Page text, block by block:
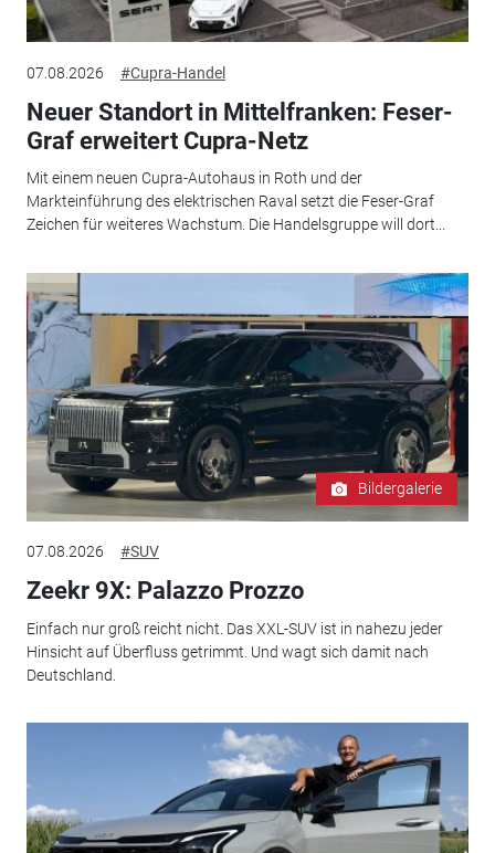
07.08.2026 #Cupra-Handel
Neuer Standort in Mittelfranken: Feser-
Graf erweitert Cupra-Netz
Mit einem neuen Cupra-Autohaus in Roth und der
Markteinführung des elektrischen Raval setzt die Feser-Graf
Zeichen für weiteres Wachstum. Die Handelsgruppe will dort...
Bildergalerie
07.08.2026 #SUV
Zeekr 9X: Palazzo Prozzo
Einfach nur groß reicht nicht. Das XXL-SUV ist in nahezu jeder
Hinsicht auf Überfluss getrimmt. Und wagt sich damit nach
Deutschland.